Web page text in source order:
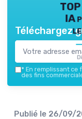
IA
Téléchargez
* En remplissant ce
des fins
Publié le 26/09/